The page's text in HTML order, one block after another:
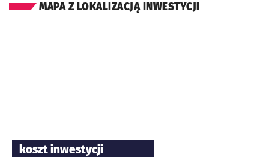
MAPA Z LOKALIZACJĄ INWESTYCJI
koszt inwestycji